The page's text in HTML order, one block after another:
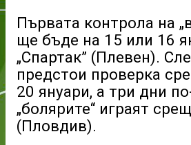
Първата контрола на
ще бъде на 15 или 16
„Спартак” (Плевен).
предстои проверка
20 януари, а три дни
„болярите“ играят
(Пловдив).